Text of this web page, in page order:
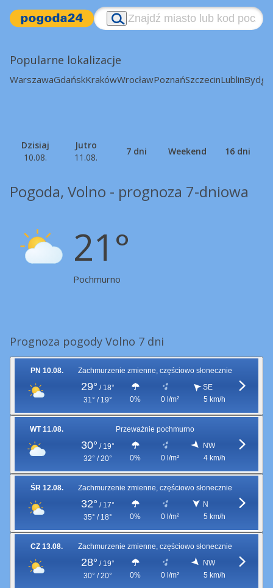
Popularne lokalizacje
WarszawaGdańskKrakówWrocławPoznańSzczecinLublin
Dzisiaj
10.08.
Jutro
11.08.
7 dni Weekend 16 dni
Pogoda, Volno - prognoza 7-dniowa
21°
Pochmurno
Prognoza pogody Volno 7 dni
PN 10.08. Zachmurzenie zmienne, częściowo słonecznie
29° / 18°
31° / 19°
0% 0 l/m²
SE
5 km/h
WT 11.08. Przeważnie pochmurno
30° / 19°
32° / 20°
0% 0 l/m²
NW
4 km/h
ŚR 12.08. Zachmurzenie zmienne, częściowo słonecznie
32° / 17°
35° / 18°
0% 0 l/m²
N
5 km/h
CZ 13.08. Zachmurzenie zmienne, częściowo słonecznie
28° / 19°
30° / 20°
0% 0 l/m²
NW
5 km/h